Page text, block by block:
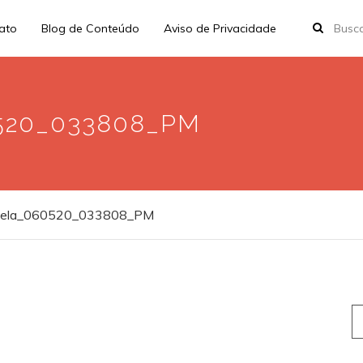
Blog de Conteúdo Aviso de Privacidade